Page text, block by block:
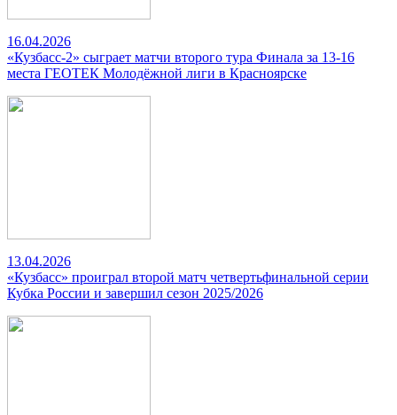
16.04.2026
«Кузбасс-2» сыграет матчи второго тура Финала за 13-16
места ГЕОТЕК Молодёжной лиги в Красноярске
13.04.2026
«Кузбасс» проиграл второй матч четвертьфинальной серии
Кубка России и завершил сезон 2025/2026